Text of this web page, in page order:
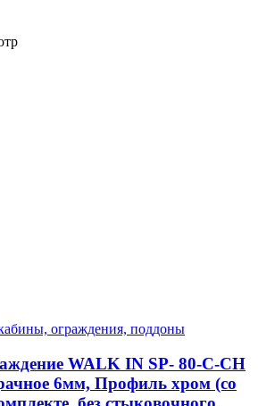
ограждения, поддоны
WALK IN SP- 80-C-CH
6мм, Профиль хром (со